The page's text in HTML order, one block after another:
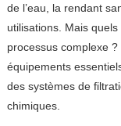
de l’eau, la rendant
utilisations. Mais
processus complexe
équipements
des systèmes de
chimiques.